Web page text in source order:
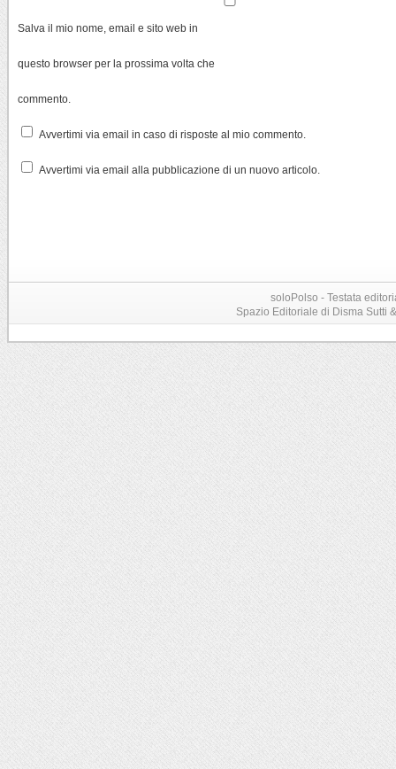
Salva il mio nome, email e sito web in
questo browser per la prossima volta che
commento.
Avvertimi via email in caso di risposte al mio commento.
Avvertimi via email alla pubblicazione di un nuovo articolo.
soloPolso - Testata
Spazio Editoriale di Disma Sutti